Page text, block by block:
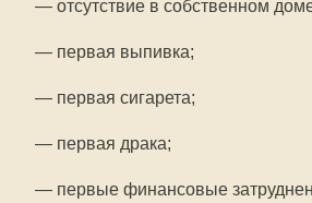
— отсутствие в собственном
— первая выпивка;
— первая сигарета;
— первая драка;
— первые финансовые